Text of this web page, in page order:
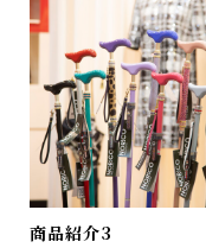
商品紹介3